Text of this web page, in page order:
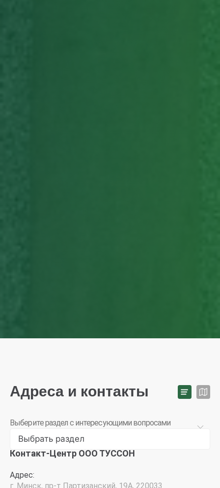
Адреса и контакты
Выберите раздел с интересующими вопросами
Выбрать раздел
Контакт-Центр ООО ТУССОН
Адрес:
г. Минск, пр-т Партизанский, 19А, 220033